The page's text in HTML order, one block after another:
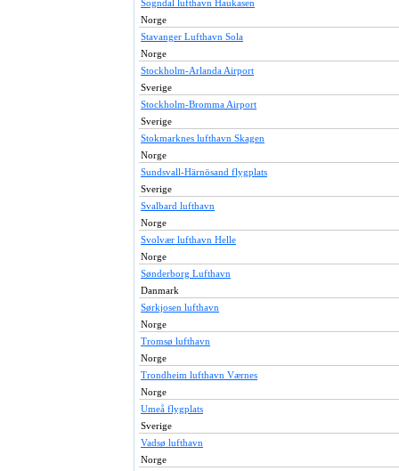
Sogndal lufthavn Haukasen
Norge
Stavanger Lufthavn Sola
Norge
Stockholm-Arlanda Airport
Sverige
Stockholm-Bromma Airport
Sverige
Stokmarknes lufthavn Skagen
Norge
Sundsvall-Härnösand flygplats
Sverige
Svalbard lufthavn
Norge
Svolvær lufthavn Helle
Norge
Sønderborg Lufthavn
Danmark
Sørkjosen lufthavn
Norge
Tromsø lufthavn
Norge
Trondheim lufthavn Værnes
Norge
Umeå flygplats
Sverige
Vadsø lufthavn
Norge